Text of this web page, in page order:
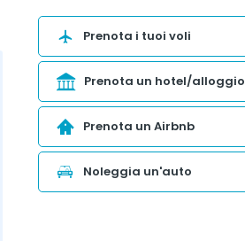
Prenota i tuoi voli
Prenota un hotel/alloggio
Prenota un Airbnb
Noleggia un'auto